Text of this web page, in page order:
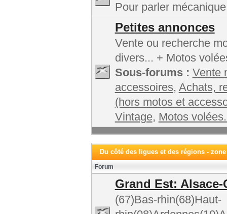
Pour parler
Petites annonces
Vente ou recherche
divers... + Motos
Sous-forums : Vente
accessoires, Achats,
(hors motos et
Vintage, Motos
Du côté des ligues et des régions -
Forum
Grand Est:
(67)Bas-rhin(68)Haut-